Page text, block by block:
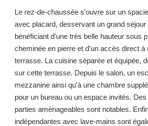
Le rez-de-chaussée s'ouvre sur un
avec placard, desservant un grand séjour
bénéficiant d'une très belle hauteur sous
cheminée en pierre et d'un accès direct à
terrasse. La cuisine séparée et équipée,
sur cette terrasse. Depuis le salon, un
mezzanine ainsi qu'à une chambre
pour un bureau ou un espace invités.
parties aménageables sont notables.
indépendantes avec lave-mains sont